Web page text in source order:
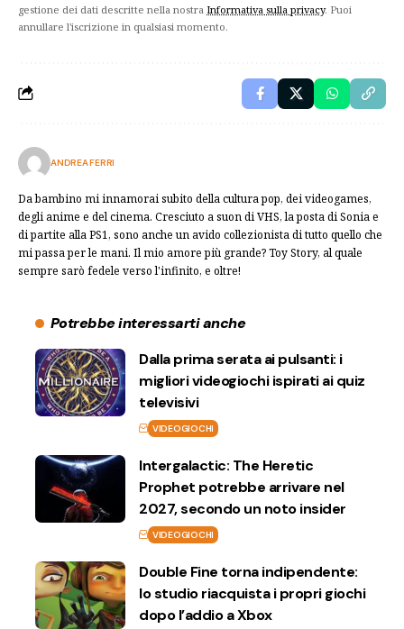
gestione dei dati descritte nella nostra Informativa sulla privacy. Puoi
annullare l'iscrizione in qualsiasi momento.
ANDREA FERRI
Da bambino mi innamorai subito della cultura pop, dei videogames,
degli anime e del cinema. Cresciuto a suon di VHS, la posta di Sonia e
di partite alla PS1, sono anche un avido collezionista di tutto quello che
mi passa per le mani. Il mio amore più grande? Toy Story, al quale
sempre sarò fedele verso l'infinito, e oltre!
Potrebbe interessarti anche
Dalla prima serata ai pulsanti: i
migliori videogiochi ispirati ai quiz
televisivi
VIDEOGIOCHI
Intergalactic: The Heretic
Prophet potrebbe arrivare nel
2027, secondo un noto insider
VIDEOGIOCHI
Double Fine torna indipendente:
lo studio riacquista i propri giochi
dopo l’addio a Xbox